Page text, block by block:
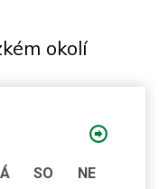
okolí
SO
NE